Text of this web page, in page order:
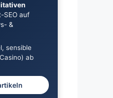
SEO auf
&
sensible
ab